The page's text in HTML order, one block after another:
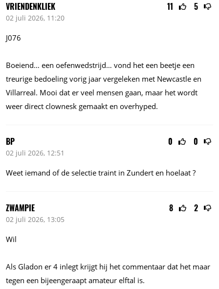
11 5
VRIENDENKLIEK
02 juli 2026, 11:20
J076
Boeiend… een oefenwedstrijd… vond het een beetje een
treurige bedoeling vorig jaar vergeleken met Newcastle en
Villarreal. Mooi dat er veel mensen gaan, maar het wordt
weer direct clownesk gemaakt en overhyped.
0 0
BP
02 juli 2026, 12:51
Weet iemand of de selectie traint in Zundert en hoelaat ?
8 2
ZWAMPIE
02 juli 2026, 13:05
Wil
Als Gladon er 4 inlegt krijgt hij het commentaar dat het maar
tegen een bijeengeraapt amateur elftal is.